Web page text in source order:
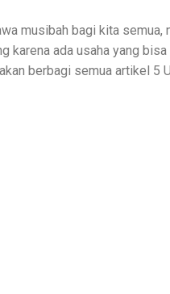
musibah bagi kita semua,
karena ada usaha yang
berbagi semua artikel 5